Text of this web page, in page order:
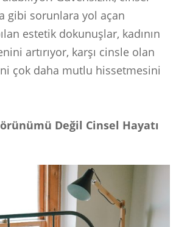
gibi sorunlara yol açan
estetik dokunuşlar, kadının
artırıyor, karşı cinsle olan
çok daha mutlu hissetmesini
Değil Cinsel Hayatı